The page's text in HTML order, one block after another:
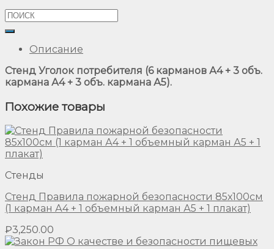
Описание
Стенд Уголок потребителя (6 карманов А4 + 3 объ.
кармана А4 + 3 объ. кармана А5).
Похожие товары
Стенды
Стенд Правила пожарной безопасности 85х100см
(1 карман А4 + 1 объемный карман А5 + 1 плакат)
₽3,250.00